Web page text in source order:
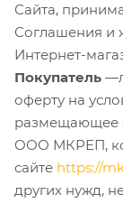
Сайта,
Соглашения и
Интернет-
Покупатель
оферту на
размещающее
ООО МКРЕП,
сайте https://
других нужд,